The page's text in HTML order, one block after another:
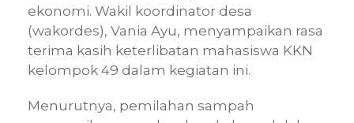
ekonomi. Wakil koordinator desa
(wakordes), Vania Ayu, menyampaikan rasa
terima kasih keterlibatan mahasiswa KKN
kelompok 49 dalam kegiatan ini.
Menurutnya, pemilahan sampah